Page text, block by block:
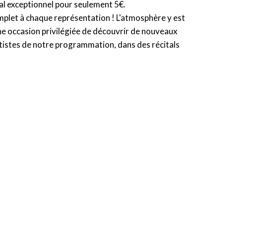
exceptionnel pour seulement 5€.
à chaque représentation ! L'atmosphère y est
occasion privilégiée de découvrir de nouveaux
de notre programmation, dans des récitals